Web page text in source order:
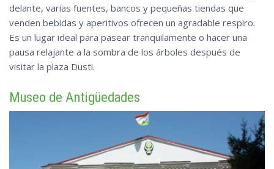
delante, varias fuentes, bancos y pequeñas tiendas que
venden bebidas y aperitivos ofrecen un agradable respiro.
Es un lugar ideal para pasear tranquilamente o hacer una
pausa relajante a la sombra de los árboles después de
visitar la plaza Dusti.
Museo de Antigüedades